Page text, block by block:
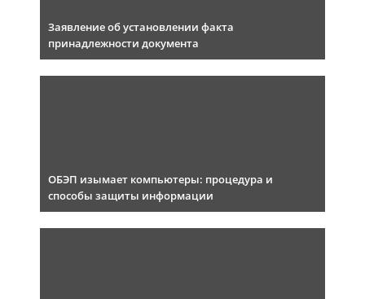
Заявление об установлении факта
принадлежности документа
ОБЭП изымает компьютеры: процедура и
способы защиты информации